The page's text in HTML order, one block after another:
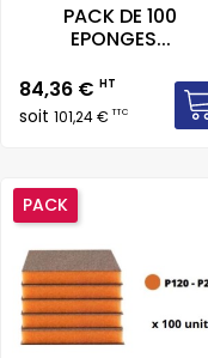
PACK DE 100
EPONGES...
Prix
84,36 € HT
soit 101,24 €TTC
PACK